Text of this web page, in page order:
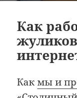
Как
Какмы и